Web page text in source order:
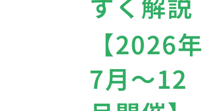
【2026年
7月〜12